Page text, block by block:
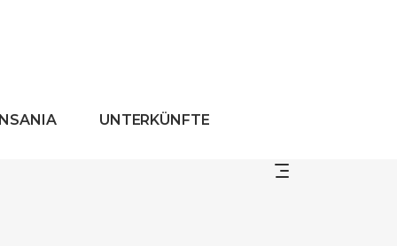
UNTERKÜNFTE